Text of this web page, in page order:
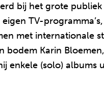
bij het grote
TV-programma’s,
met internationale
bodem Karin
enkele (solo) albums